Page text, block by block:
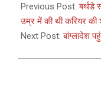
04-
08
Previous Post:बर्थडे
उम्र में की थी करियर
Next Post:बांग्लादेश